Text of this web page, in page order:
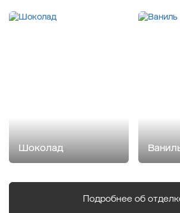
Шоколад
Подробнее об